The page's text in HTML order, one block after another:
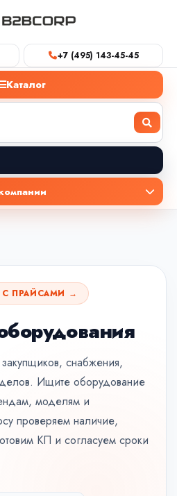
+7 (495) 143-45-45
Каталог
С ПРАЙСАМИ →
снабжения,
Ищите оборудование
моделям и
проверяем наличие,
КП и согласуем сроки